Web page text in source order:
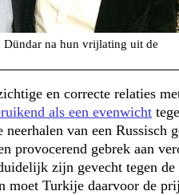
na hun vrijlating uit de
en correcte relaties
als een evenwicht
van een Russisch
provocerend gebrek aan
zijn gevecht tegen
moet Turkije daarvoor de